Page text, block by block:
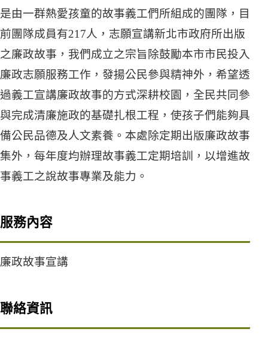
是由一群熱愛孩童的故事義工們所組成的團隊，目
前團隊成員有217人，志願宣講新北市政府所出版
之廉政故事，我們成立之宗旨除鼓勵本市市民投入
廉政志願服務工作，發揚公民參與精神外，希望透
過義工宣講廉政故事的方式深耕校園，全民共同參
與完成清廉施政的基礎扎根工程，使孩子們能夠具
備公民品德及人文素養。本處除定期出版廉政故事
集外，每年度均辦理故事義工定期培訓，以增進故
事義工之說故事專業及能力。
服務內容
廉政故事宣講
聯絡資訊